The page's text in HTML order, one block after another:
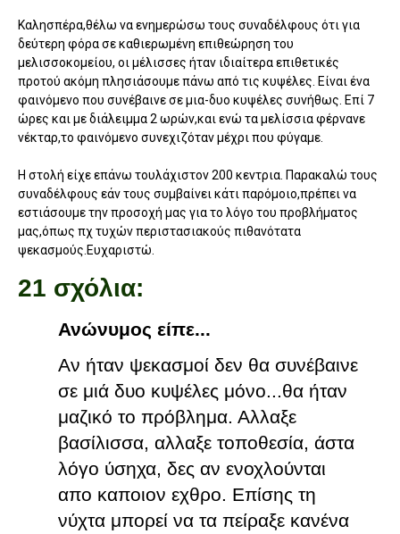
Καλησπέρα,θέλω να ενημερώσω τους συναδέλφους ότι για
δεύτερη φόρα σε καθιερωμένη επιθεώρηση του
μελισσοκομείου, οι μέλισσες ήταν ιδιαίτερα επιθετικές
προτού ακόμη πλησιάσουμε πάνω από τις κυψέλες. Είναι ένα
φαινόμενο που συνέβαινε σε μια-δυο κυψέλες συνήθως. Επί 7
ώρες και με διάλειμμα 2 ωρών,και ενώ τα μελίσσια φέρνανε
νέκταρ,το φαινόμενο συνεχιζόταν μέχρι που φύγαμε.
Η στολή είχε επάνω τουλάχιστον 200 κεντρια. Παρακαλώ τους
συναδέλφους εάν τους συμβαίνει κάτι παρόμοιο,πρέπει να
εστιάσουμε την προσοχή μας για το λόγο του προβλήματος
μας,όπως πχ τυχών περιστασιακούς πιθανότατα
ψεκασμούς.Ευχαριστώ.
21 σχόλια:
Ανώνυμος είπε...
Αν ήταν ψεκασμοί δεν θα συνέβαινε
σε μιά δυο κυψέλες μόνο...θα ήταν
μαζικό το πρόβλημα. Αλλαξε
βασίλισσα, αλλαξε τοποθεσία, άστα
λόγο ύσηχα, δες αν ενοχλούνται
απο καποιον εχθρο. Επίσης τη
νύχτα μπορεί να τα πείραξε κανένα